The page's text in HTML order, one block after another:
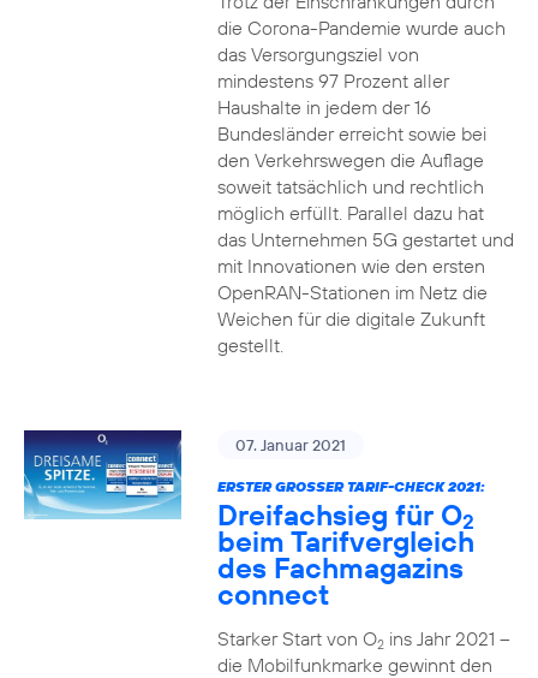
die Corona-Pandemie wurde auch
das Versorgungsziel von
mindestens 97 Prozent aller
Haushalte in jedem der 16
Bundesländer erreicht sowie bei
den Verkehrswegen die Auflage
soweit tatsächlich und rechtlich
möglich erfüllt. Parallel dazu hat
das Unternehmen 5G gestartet und
mit Innovationen wie den ersten
OpenRAN-Stationen im Netz die
Weichen für die digitale Zukunft
gestellt.
07. Januar 2021
ERSTER GROSSER TARIF-CHECK 2021:
Dreifachsieg für O2
beim Tarifvergleich
des Fachmagazins
connect
Starker Start von O2ins Jahr 2021 –
die Mobilfunkmarke gewinnt den